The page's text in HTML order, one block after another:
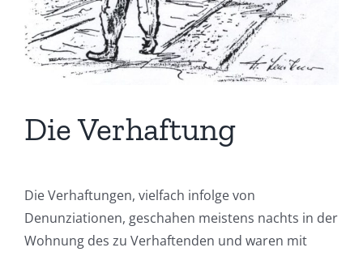
Die Verhaftung
Die Verhaftungen, vielfach infolge von
Denunziationen, geschahen meistens nachts in der
Wohnung des zu Verhaftenden und waren mit